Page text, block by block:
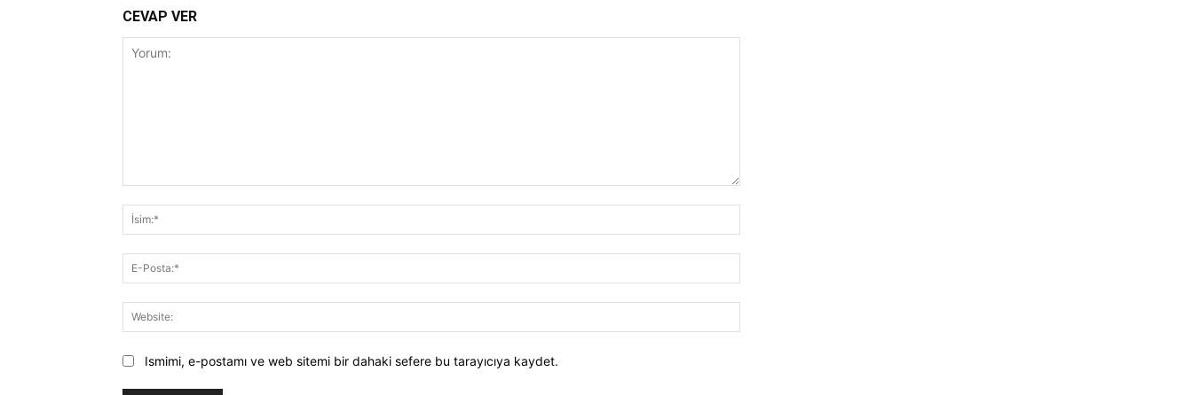
CEVAP VER
Posta:*
Ismimi, e-postamı ve web sitemi bir dahaki sefere bu tarayıcıya kaydet.